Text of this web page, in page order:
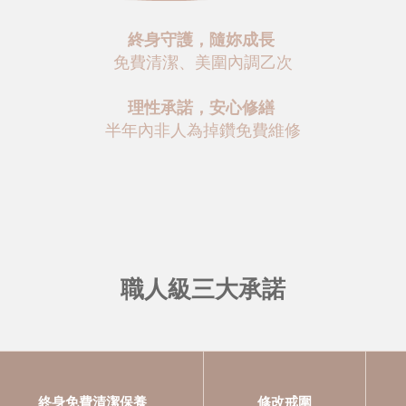
終身守護，隨妳成長
免費清潔、美圍內調乙次
理性承諾，安心修繕
半年內非人為掉鑽免費維修
職人級三大承諾
終身免費清潔保養 修改戒圍